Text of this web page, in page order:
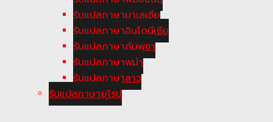
รับแปลภาษามาเลเซีย
รับแปลภาษาอินโดนีเซีย
รับแปลภาษากัมพูชา
รับแปลภาษาพม่า
รับแปลภาษาลาว
รับแปลภาษายุโรป